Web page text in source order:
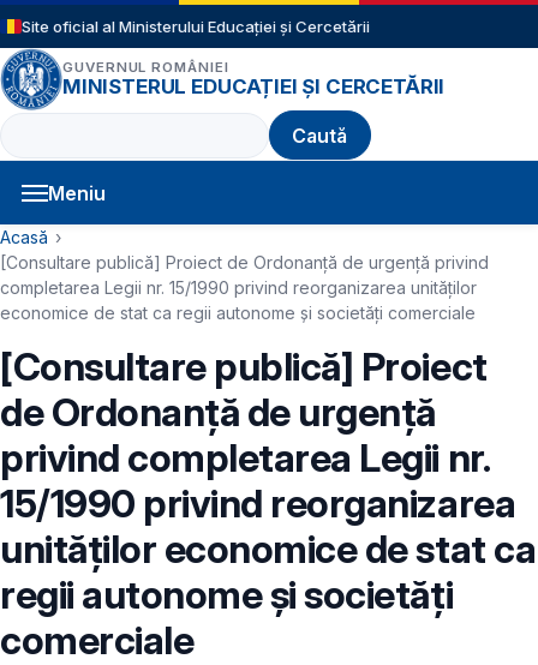
Sari la conținutul principal
Site oficial al Ministerului Educației și Cercetării
GUVERNUL ROMÂNIEI
MINISTERUL EDUCAȚIEI ȘI CERCETĂRII
Caută
Meniu
Navigație principală
Cale de navigare
Acasă
[Consultare publică] Proiect de Ordonanță de urgență privind
completarea Legii nr. 15/1990 privind reorganizarea unităţilor
economice de stat ca regii autonome şi societăţi comerciale
[Consultare publică] Proiect
de Ordonanță de urgență
privind completarea Legii nr.
15/1990 privind reorganizarea
unităţilor economice de stat ca
regii autonome şi societăţi
comerciale